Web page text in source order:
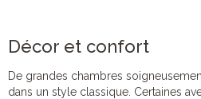
Décor et confort
De grandes chambres
dans un style classique. Certaines